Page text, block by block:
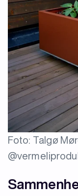
Foto: Talgø